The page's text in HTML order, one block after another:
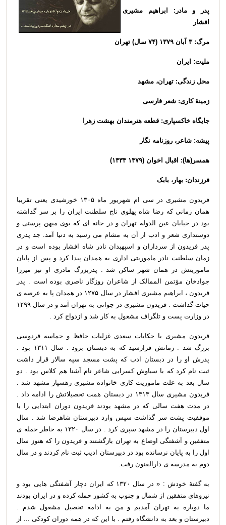
پدر و مادر: ابراهیم مشیری
افشار
مرگ: ۳ آبان ۱۳۷۹ (۷۴ سال) تهران
ملیت: ایران
محل زندگی: تهران، مشهد
زمینهٔ کاری: شعر فارسی
جایگاه خاکسپاری: قطعه هنرمندان بهشت زهرا
پیشه: شاعر، روزنامه نگار
همسر(ها): اقبال اخوان (۱۳۷۹ ۱۳۳۳)
فرزندان: بهار، بابک
فریدون مشیری در سی ام شهریور ماه ۱۳۰۵ خورشیدی یعنی تقریبا
همان زمانی که رضا شاه پهلوی تاج سلطنت ایران را بر سر گذاشته
بود در خیابان عین الدوله تهران و در خانه ای که بوی میهن پرستی و
دوستداری شعر و ادب از آن به مشام می رسید به دنیا آمد. جد پدری
پدر فریدون از سرداران و اسپهبدان نادر شاه افشار بوده است و در
زمان سلطنت نادر ماموریتی اداری به همدان پیدا کرد و پس از پایان
ماموریتش در همان شهر ساکن شد . پدربزرگ مادری او نیز میرزا
جوادخان مؤتمن الممالک از شاعران روزگار ناصری بوده است . پدر
فریدون ، ابراهیم مشیری افشار در سال ۱۲۷۵ در همدان پا به عرصه ی
حیات گذاشت . فریدون مشیری در جوانی به تهران آمد و در سال ۱۲۹۹
در وزارت پست و تلگراف مشغول به کار شد و ازدواج کرد .
فریدون مشیری با حکایات سعدی غزلیات حافظ و حماسه فردوسی
بزرگ شد . زمانش فرارسید که به دبستان برود . سال ۱۳۱۱ بود .
پدرش او را در دبستان ادب که پشت مسجد سپه سالار قرار داشت
ثبت نام کرد که با سیاوش کسرایی شاعر نام آشنا هم کلاس بود . دو
سال بعد به علت ماموریت کاری خانواده مشیری رهسپار مشهد شد .
فریدون مشیری سال ۱۳۱۳ در دبستان همت تحصیلاتش را ادامه داد .
در مدت هفت سالی که در مشهد بودند فریدون دوران ابتدایی را با
موفقیت پشت سر گذاشت سپس وارد دبیرستان شاهرضا شد . سال
اول دبیرستان را در مشهد سپری کرد . در سال ۱۳۲۰ به خاطر حمله ی
متفقین و آشفتگی اوضاع به تهران بازگشتند و فریدون را که هنوز سال
اول را به پایان نرسانده بود در دبیرستان ادیب ثبت نام کردند و در سال
دوم به مدرسه ی دارالفنون رفت.
به گفتهٔ خودش : « در سال ۱۳۲۰ که ایران دچار آشفتگی هایی بود و
نیروهای متفقین از شمال و جنوب به کشور حمله کرده و در ایران بودند
ما دوباره به تهران آمدیم و من به ادامه تحصیل مشغول شدم .
دبیرستان و بعد به دانشگاه رفتم . با این که در همه دوران کودکی ... از